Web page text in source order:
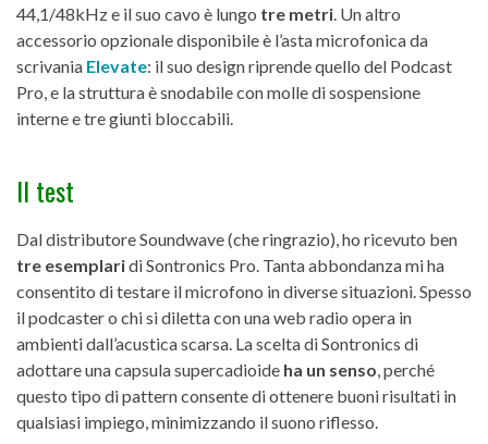
44,1/48kHz e il suo cavo è lungo tre metri. Un altro
accessorio opzionale disponibile è l’asta microfonica da
scrivania Elevate: il suo design riprende quello del Podcast
Pro, e la struttura è snodabile con molle di sospensione
interne e tre giunti bloccabili.
Il test
Dal distributore Soundwave (che ringrazio), ho ricevuto ben
tre esemplaridi Sontronics Pro. Tanta abbondanza mi ha
consentito di testare il microfono in diverse situazioni. Spesso
il podcaster o chi si diletta con una web radio opera in
ambienti dall’acustica scarsa. La scelta di Sontronics di
adottare una capsula supercadioide ha un senso, perché
questo tipo di pattern consente di ottenere buoni risultati in
qualsiasi impiego, minimizzando il suono riflesso.